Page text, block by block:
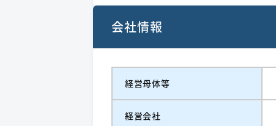
会社情報
経営⺟体等
経営会社